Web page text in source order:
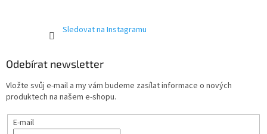
Sledovat na Instagramu
Odebírat newsletter
Vložte svůj e-mail a my vám budeme zasílat informace o nových
produktech na našem e-shopu.
E-mail